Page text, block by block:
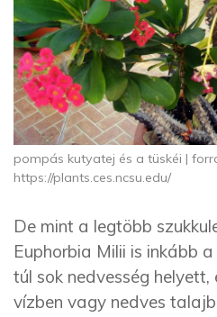
pompás kutyatej és a tüskéi |
https://plants.ces.ncsu.edu/
De mint a legtöbb
Euphorbia Milii is inkább
túl sok nedvesség
vízben vagy nedves